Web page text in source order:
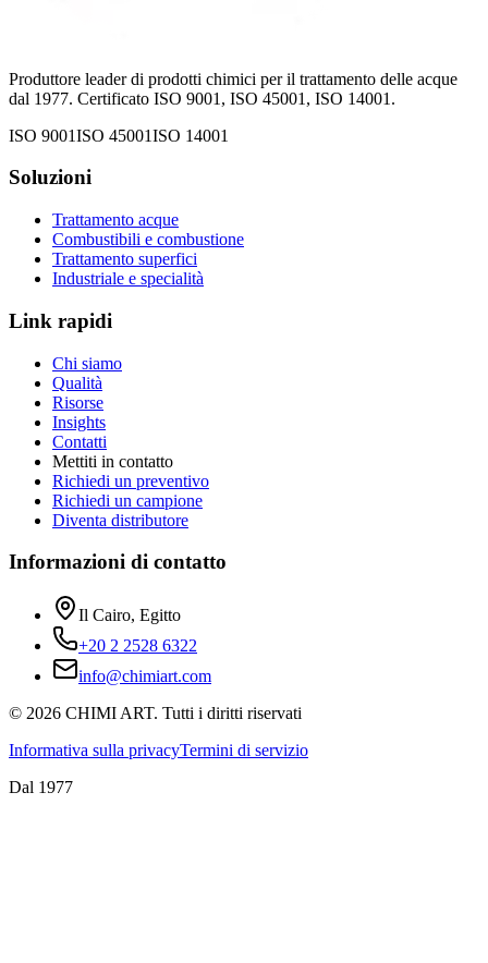
Produttore leader di prodotti chimici per il trattamento delle acque
dal 1977. Certificato ISO 9001, ISO 45001, ISO 14001.
ISO 9001ISO 45001ISO 14001
Soluzioni
Trattamento acque
Combustibili e combustione
Trattamento superfici
Industriale e specialità
Link rapidi
Chi siamo
Qualità
Risorse
Insights
Contatti
Mettiti in contatto
Richiedi un preventivo
Richiedi un campione
Diventa distributore
Informazioni di contatto
Il Cairo, Egitto
+20 2 2528 6322
info@chimiart.com
© 2026 CHIMI ART. Tutti i diritti riservati
Informativa sulla privacyTermini di servizio
Dal 1977